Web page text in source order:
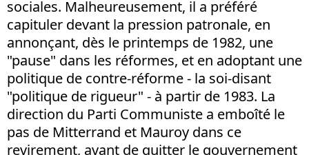
sociales. Malheureusement, il a préféré
capituler devant la pression patronale, en
annonçant, dès le printemps de 1982, une
"pause" dans les réformes, et en adoptant une
politique de contre-réforme - la soi-disant
"politique de rigueur" - à partir de 1983. La
direction du Parti Communiste a emboîté le
pas de Mitterrand et Mauroy dans ce
revirement, avant de quitter le gouvernement